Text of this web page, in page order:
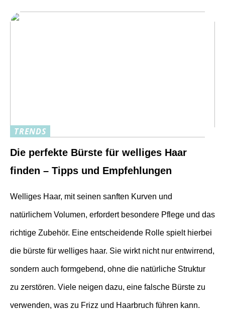
TRENDS
Die perfekte Bürste für welliges Haar
finden – Tipps und Empfehlungen
Welliges Haar, mit seinen sanften Kurven und
natürlichem Volumen, erfordert besondere Pflege und das
richtige Zubehör. Eine entscheidende Rolle spielt hierbei
die bürste für welliges haar. Sie wirkt nicht nur entwirrend,
sondern auch formgebend, ohne die natürliche Struktur
zu zerstören. Viele neigen dazu, eine falsche Bürste zu
verwenden, was zu Frizz und Haarbruch führen kann.